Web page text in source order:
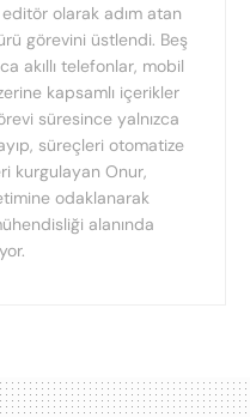
olarak adım atan
görevini üstlendi. Beş
akıllı telefonlar, mobil
kapsamlı içerikler
süresince yalnızca
süreçleri otomatize
kurgulayan Onur,
odaklanarak
alanında